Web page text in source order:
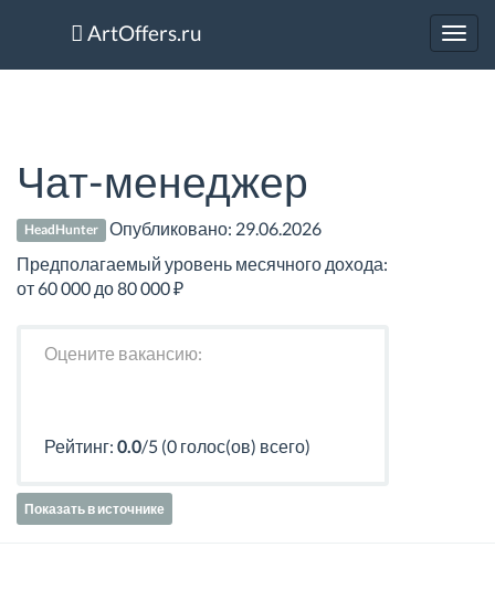
ArtOffers.ru
Чат-менеджер
HeadHunter Опубликовано: 29.06.2026
Предполагаемый уровень месячного дохода:
от 60 000 до 80 000 ₽
Оцените вакансию:
Рейтинг: 0.0/5 (0 голос(ов) всего)
Показать в источнике